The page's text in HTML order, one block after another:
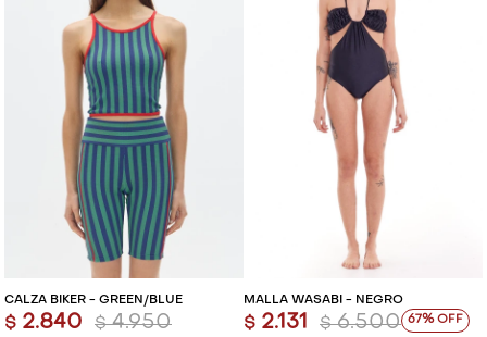
CALZA BIKER - GREEN/BLUE
$ 2.840 $ 4.950
MALLA WASABI - NEGRO
$ 2.131 $ 6.500 67